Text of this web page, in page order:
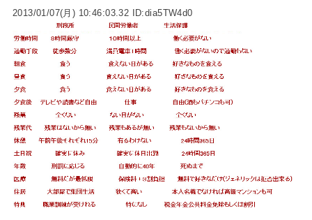
2013/01/07(月) 10:46:03.32 ID:dia5TW4d0